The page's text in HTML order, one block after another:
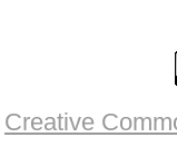
Creative